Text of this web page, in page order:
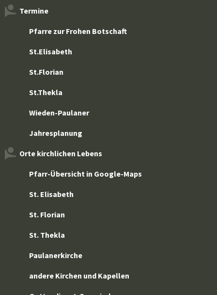
Termine
Pfarre zur Frohen Botschaft
St.Elisabeth
St.Florian
St.Thekla
Wieden-Paulaner
Jahresplanung
Orte kirchlichen Lebens
Pfarr-Übersicht in Google-Maps
St. Elisabeth
St. Florian
St. Thekla
Paulanerkirche
andere Kirchen und Kapellen